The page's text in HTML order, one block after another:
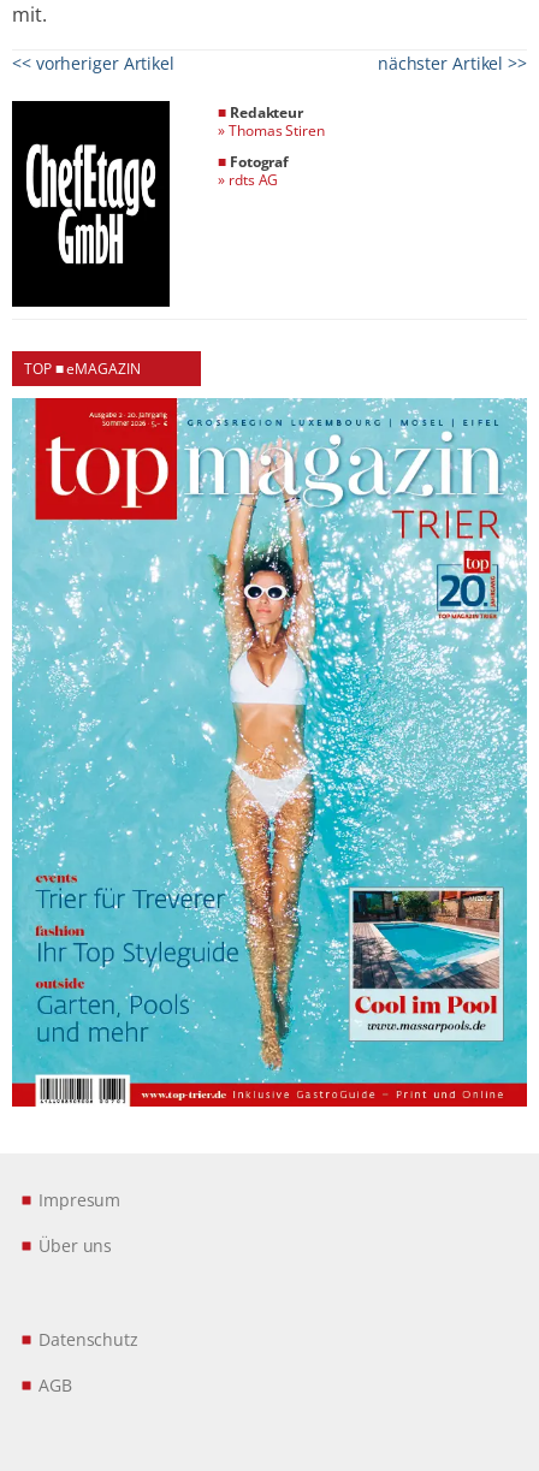
mit.
<< vorheriger Artikel nächster Artikel >>
■ Redakteur
»Thomas Stiren
■ Fotograf
» rdts AG
TOP ■ eMAGAZIN
Impresum
Über uns
Datenschutz
AGB